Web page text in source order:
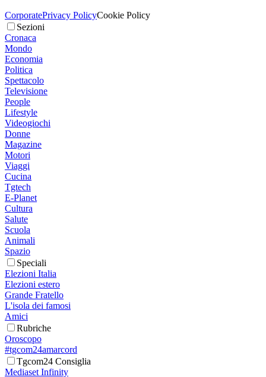
CorporatePrivacy PolicyCookie Policy
Sezioni
Cronaca
Mondo
Economia
Politica
Spettacolo
Televisione
People
Lifestyle
Videogiochi
Donne
Magazine
Motori
Viaggi
Cucina
Tgtech
E-Planet
Cultura
Salute
Scuola
Animali
Spazio
Speciali
Elezioni Italia
Elezioni estero
Grande Fratello
L'isola dei famosi
Amici
Rubriche
Oroscopo
#tgcom24amarcord
Tgcom24 Consiglia
Mediaset Infinity